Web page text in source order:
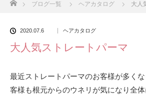
ブログ一覧 ヘアカタログ 大人
2020.07.6 ヘアカタログ
大人気ストレートパーマ
最近ストレートパーマのお客様が多く
客様も根元からのウネリが気になり全